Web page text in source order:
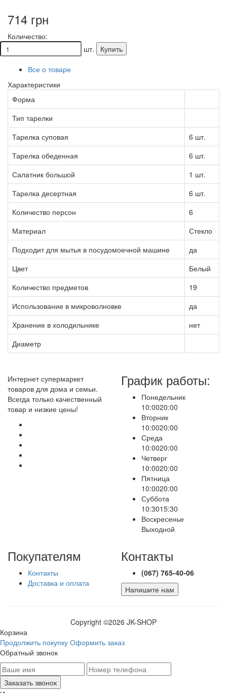
714 грн
Количество:
шт.
Купить
Все о товаре
Характеристики
Форма
Тип тарелки
Тарелка суповая
6 шт.
Тарелка обеденная
6 шт.
Салатник большой
1 шт.
Тарелка десертная
6 шт.
Количество персон
6
Материал
Стекло
Подходит для мытья в посудомоечной машине
да
Цвет
Белый
Количество предметов
19
Использование в микроволновке
да
Хранение в холодильнике
нет
Диаметр
Интернет супермаркет
товаров для дома и семьи.
Всегда только качественный
товар и низкие цены!
График работы:
Понедельник
10:0020:00
Вторник
10:0020:00
Среда
10:0020:00
Четверг
10:0020:00
Пятница
10:0020:00
Суббота
10:3015:30
Воскресенье
Выходной
Покупателям
Контакты
Доставка и оплата
Контакты
(067) 765-40-06
Напишите нам
Copyright ©2026 JK-SHOP
Корзина
Продолжить покупку Оформить заказ
Обратный звонок